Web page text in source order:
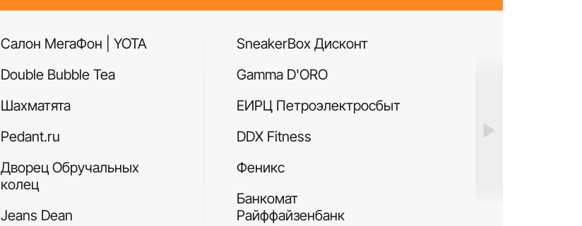
Салон МегаФон | YOTA
Double Bubble Tea
Шахматята
Pedant.ru
Дворец Обручальных
колец
Jeans Dean
SneakerBox Дисконт
Gamma D'ORO
ЕИРЦ Петроэлектросбыт
DDX Fitness
Феникс
Банкомат
Райффайзенбанк
Си Виф